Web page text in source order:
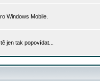
Windows Mobile.
jen tak popovídat...